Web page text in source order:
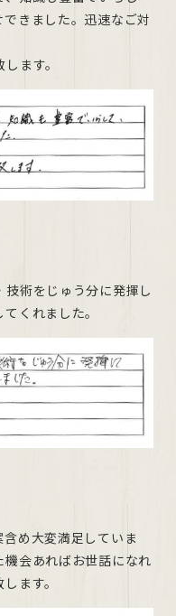
きました。迅速なご対
ます。
術をじゅう分に発揮し
くれました。
め大変満足していま
会あればお世話になれ
ます。